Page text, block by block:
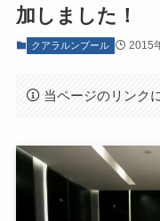
加しました！
クアラルンプール 2015
当ページのリンク